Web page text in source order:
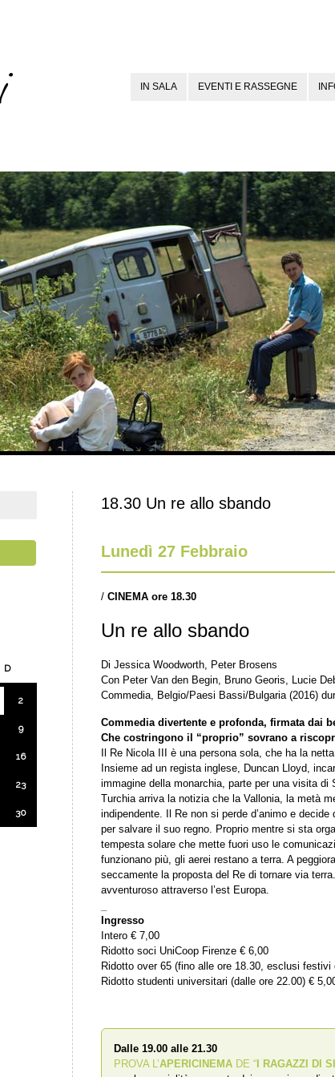
IN SALA EVENTI E RASSEGNE
18.30 Un re allo sbando
Lunedì 27 Febbraio
/ CINEMA ore 18.30
Un re allo sbando
Di Jessica Woodworth, Peter Brosens
Con Peter Van den Begin, Bruno Georis, Lucie
Commedia, Belgio/Paesi Bassi/Bulgaria (2016)
Commedia divertente e profonda, firmata dai
Che costringono il “proprio” sovrano a
Il Re Nicola III è una persona sola, che ha la
Insieme ad un regista inglese, Duncan Lloyd,
immagine della monarchia, parte per una visita
Turchia arriva la notizia che la Vallonia, la metà
indipendente. Il Re non si perde d’animo e
per salvare il suo regno. Proprio mentre si sta
tempesta solare che mette fuori uso le
funzionano più, gli aerei restano a terra. A
seccamente la proposta del Re di tornare via
avventuroso attraverso l’est Europa.
Ingresso
Intero € 7,00
Ridotto soci UniCoop Firenze € 6,00
Ridotto over 65 (fino alle ore 18.30, esclusi
Ridotto studenti universitari (dalle ore 22.00) €
Dalle 19.00 alle 21.30
PROVA L’APERICINEMA DE “ I RAGAZZI DI
D
2
9
16
23
30